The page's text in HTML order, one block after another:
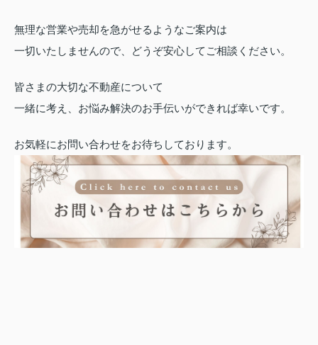
無理な営業や売却を急がせるようなご案内は
一切いたしませんので、どうぞ安心してご相談ください。
皆さまの大切な不動産について
一緒に考え、お悩み解決のお手伝いができれば幸いです。
お気軽にお問い合わせをお待ちしております。